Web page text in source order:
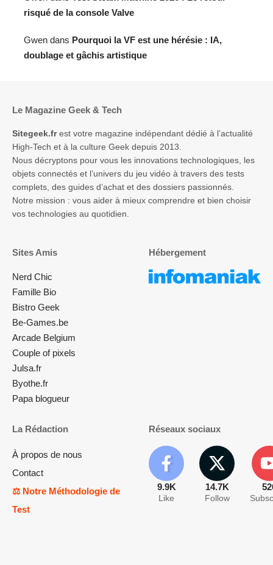
risqué de la console Valve
Gwen dans Pourquoi la VF est une hérésie : IA,
doublage et gâchis artistique
Le Magazine Geek & Tech
Sitegeek.frest votre magazine indépendant dédié à l’actualité
High-Tech et à la culture Geek depuis 2013.
Nous décryptons pour vous les innovations technologiques, les
objets connectés et l’univers du jeu vidéo à travers des tests
complets, des guides d’achat et des dossiers passionnés.
Notre mission : vous aider à mieux comprendre et bien choisir
vos technologies au quotidien.
Sites Amis
Nerd Chic
Famille Bio
Bistro Geek
Be-Games.be
Arcade Belgium
Couple of pixels
Julsa.fr
Byothe.fr
Papa blogueur
Hébergement
La Rédaction
À propos de nous
Contact
⚖️ Notre Méthodologie de
Test
Réseaux sociaux
9.9K
Like
14.7K
Follow